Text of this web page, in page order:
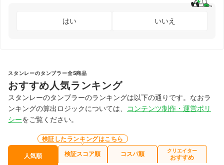
はい いいえ
スタンレーのタンブラー全5商品
おすすめ人気ランキング
スタンレーのタンブラーのランキングは以下の通りです。なおラ
ンキングの算出ロジックについては、
コンテンツ制作・運営ポリ
シーをご覧ください。
人気順
検証したランキングはこちら
検証スコア順 コスパ順 クリエイター
おすすめ